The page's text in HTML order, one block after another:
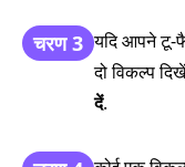
चरण 3 यदि आपने
दो विकल्प
दें.